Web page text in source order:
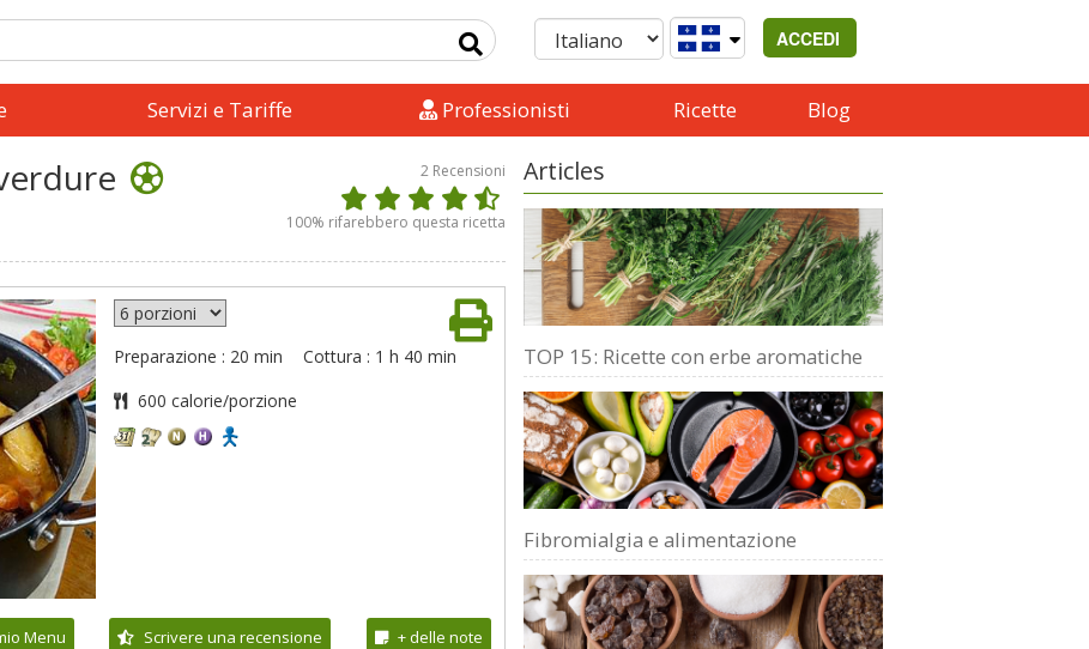
ACCEDI
Servizi e Tariffe Professionisti Ricette Blog
2 Recensioni
100% rifarebbero questa ricetta
Preparazione : 20 min
Cottura : 1 h 40 min
600 calorie/porzione
Menu Scrivere una recensione + delle note
Articles
TOP 15: Ricette con erbe aromatiche
Fibromialgia e alimentazione